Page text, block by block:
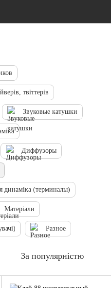
твіттерів
Звуковые катушки
Диффузоры
динаміка (терминалы)
Матеріали
Разное
За популярністю